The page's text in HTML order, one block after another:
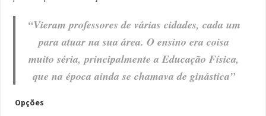
“Vieram professores de várias cidades, cada um
para atuar na sua área. O ensino era coisa
muito séria, principalmente a Educação Física,
que na época ainda se chamava de ginástica”
Opções